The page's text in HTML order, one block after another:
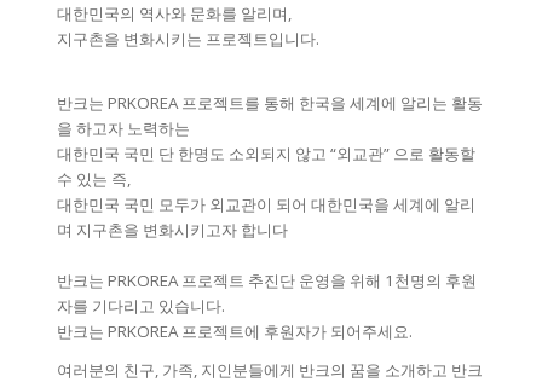
대한민국의 역사와 문화를 알리며,
지구촌을 변화시키는 프로젝트입니다.
반크는 PRKOREA 프로젝트를 통해 한국을 세계에 알리는 활동
을 하고자 노력하는
대한민국 국민 단 한명도 소외되지 않고 “외교관” 으로 활동할
수 있는 즉,
대한민국 국민 모두가 외교관이 되어 대한민국을 세계에 알리
며 지구촌을 변화시키고자 합니다
반크는 PRKOREA 프로젝트 추진단 운영을 위해 1천명의 후원
자를 기다리고 있습니다.
반크는 PRKOREA 프로젝트에 후원자가 되어주세요.
여러분의 친구, 가족, 지인분들에게 반크의 꿈을 소개하고 반크